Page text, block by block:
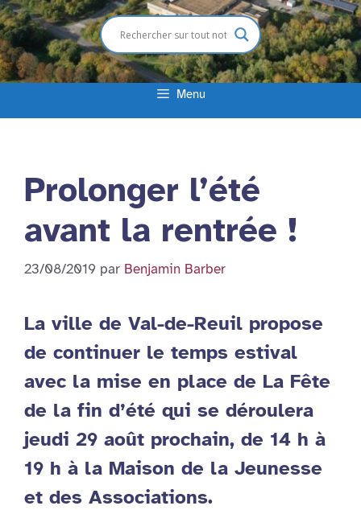
Menu
Prolonger l’été
avant la rentrée !
23/08/2019 par Benjamin Barber
La ville de Val-de-Reuil propose
de continuer le temps estival
avec la mise en place de La Fête
de la fin d’été qui se déroulera
jeudi 29 août prochain, de 14 h à
19 h à la Maison de la Jeunesse
et des Associations.